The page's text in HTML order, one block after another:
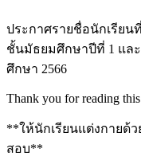
ประกาศรายชื่อนักเรียน
ชั้นมัธยมศึกษาปีที่ 1 แล
ศึกษา 2566
Thank you for reading
**ให้นักเรียนแต่งกายด้ว
สอบ**